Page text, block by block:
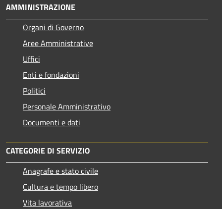
AMMINISTRAZIONE
Organi di Governo
Aree Amministrative
Uffici
Enti e fondazioni
Politici
Personale Amministrativo
Documenti e dati
CATEGORIE DI SERVIZIO
Anagrafe e stato civile
Cultura e tempo libero
Vita lavorativa